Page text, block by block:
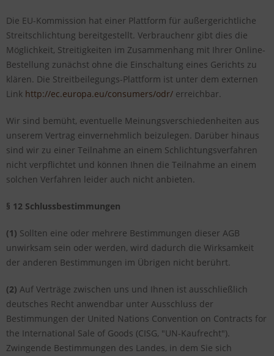
Die EU-Kommission hat einer Plattform für außergerichtliche
Streitschlichtung bereitgestellt. Verbrauchenr gibt dies die
Möglichkeit, Streitigkeiten im Zusammenhang mit Ihrer Online-
Bestellung zunächst ohne die Einschaltung eines Gerichts zu
klären. Die Streitbeilegungs-Plattform ist unter dem externen
Link http://ec.europa.eu/consumers/odr/ erreichbar.
Wir sind bemüht, eventuelle Meinungsverschiedenheiten aus
unserem Vertrag einvernehmlich beizulegen. Darüber hinaus
sind wir zu einer Teilnahme an einem Schlichtungsverfahren
nicht verpflichtet und können Ihnen die Teilnahme an einem
solchen Verfahren leider auch nicht anbieten.
§ 12 Schlussbestimmungen
(1) Sollten eine oder mehrere Bestimmungen dieser AGB
unwirksam sein oder werden, wird dadurch die Wirksamkeit
der anderen Bestimmungen im Übrigen nicht berührt.
(2) Auf Verträge zwischen uns und Ihnen ist ausschließlich
deutsches Recht anwendbar unter Ausschluss der
Bestimmungen der United Nations Convention on Contracts for
the International Sale of Goods (CISG, "UN-Kaufrecht").
Zwingende Bestimmungen des Landes, in dem Sie sich